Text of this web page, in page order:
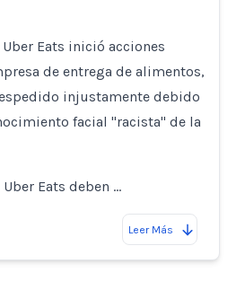
Eats inició acciones
de entrega de alimentos,
injustamente debido
facial "racista" de la
Eats deben …
Leer Más